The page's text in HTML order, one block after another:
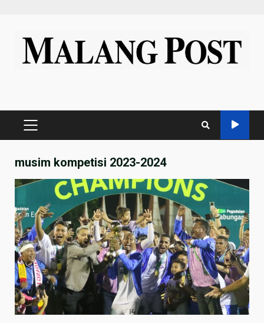
content
PRIMARY
musim kompetisi 2023-2024